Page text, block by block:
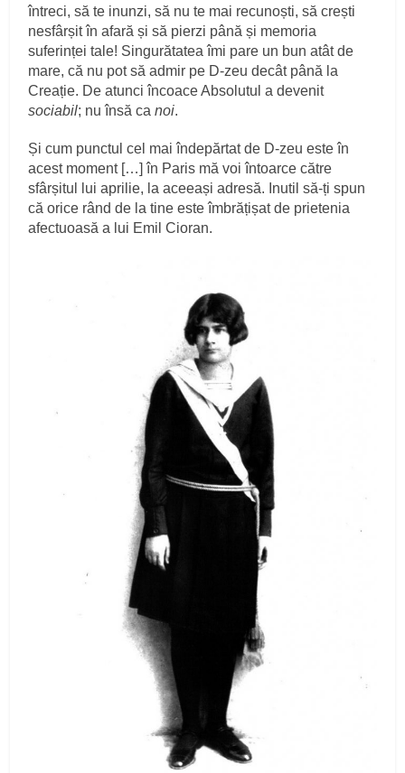
întreci, să te inunzi, să nu te mai recunoști, să crești
nesfârșit în afară și să pierzi până și memoria
suferinței tale! Singurătatea îmi pare un bun atât de
mare, că nu pot să admir pe D-zeu decât până la
Creație. De atunci încoace Absolutul a devenit
sociabil; nu însă canoi.
Și cum punctul cel mai îndepărtat de D-zeu este în
acest moment […] în Paris mă voi întoarce către
sfârșitul lui aprilie, la aceeași adresă. Inutil să-ți spun
că orice rând de la tine este îmbrățișat de prietenia
afectuoasă a lui Emil Cioran.